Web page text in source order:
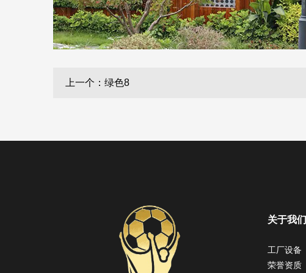
上一个：绿色8
关于我们
工厂设备
荣誉资质